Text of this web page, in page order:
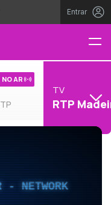
Entrar
NO AR
TV
RTP
- NETWORK